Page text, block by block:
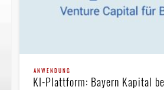
ANWENDUNG
KI-Plattform: Bayern Kapital